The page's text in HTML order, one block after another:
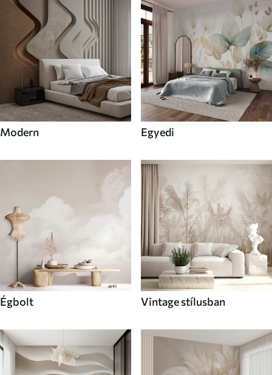
Modern Egyedi
Égbolt Vintage stílusban